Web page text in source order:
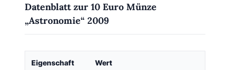
Datenblatt zur 10 Euro Münze
„Astronomie“ 2009
Eigenschaft Wert